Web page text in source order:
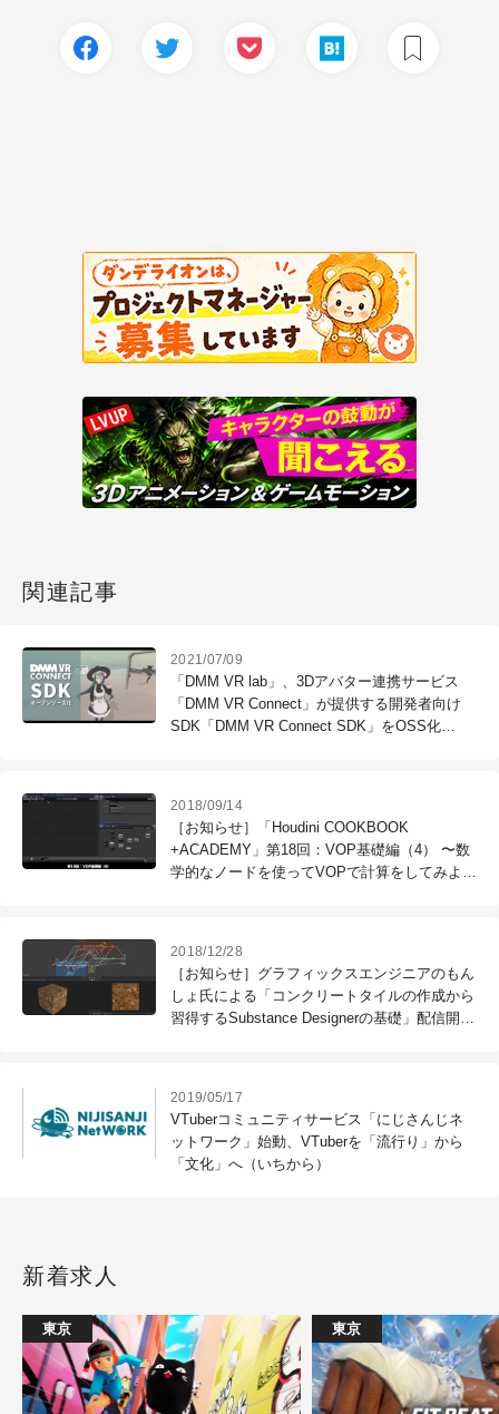
関連記事
2021/07/09
「DMM VR lab」、3Dアバター連携サービス
「DMM VR Connect」が提供する開発者向け
SDK「DMM VR Connect SDK」をOSS化
2018/09/14
［お知らせ］「Houdini COOKBOOK
+ACADEMY」第18回：VOP基礎編（4） 〜数
学的なノードを使ってVOPで計算をしてみよ
2018/12/28
［お知らせ］グラフィックスエンジニアのもん
しょ氏による「コンクリートタイルの作成から
習得するSubstance Designerの基礎」配信開始
2019/05/17
VTuberコミュニティサービス「にじさんじネ
ットワーク」始動、VTuberを「流行り」から
「文化」へ（いちから）
新着求人
東京 東京